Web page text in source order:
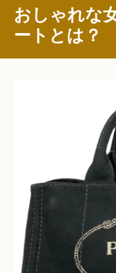
おしゃれな
ートとは？